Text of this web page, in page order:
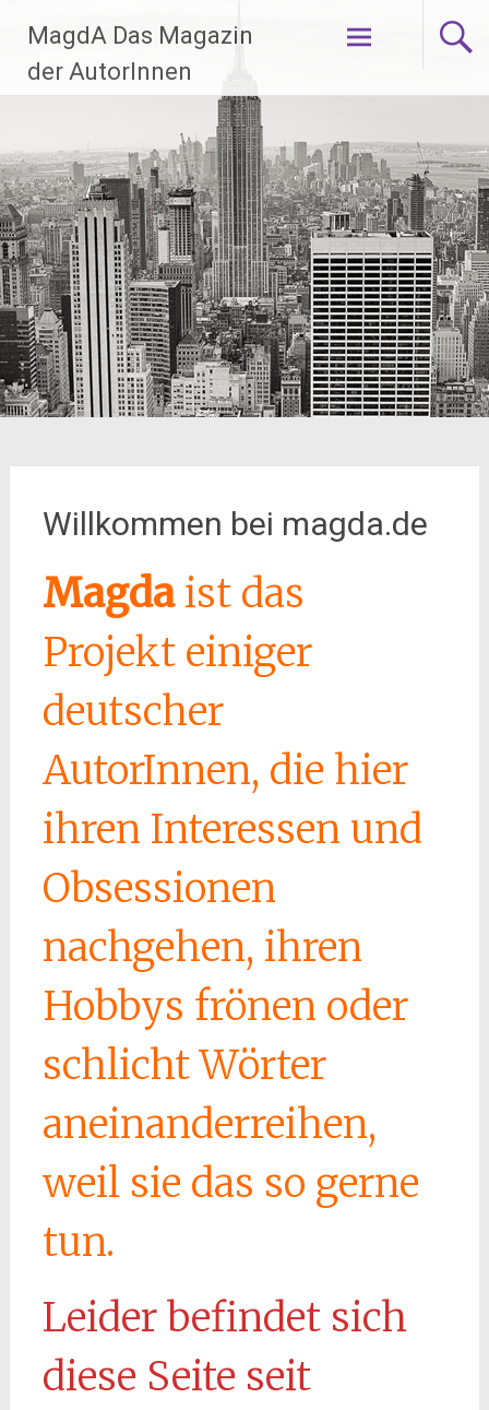
Inhalt
springen
MagdA Das Magazin
der AutorInnen
Willkommen bei magda.de
Magda ist das
Projekt einiger
deutscher
AutorInnen, die hier
ihren Interessen und
Obsessionen
nachgehen, ihren
Hobbys frönen oder
schlicht Wörter
aneinanderreihen,
weil sie das so gerne
tun.
Leider befindet sich
diese Seite seit